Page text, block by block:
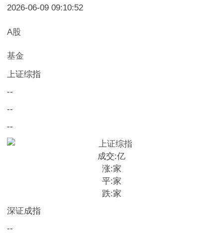
2026-06-09 09:10:52
A股
基金
上证综指
--
--
--
成交:亿
涨:家
平:家
跌:家
深证成指
--